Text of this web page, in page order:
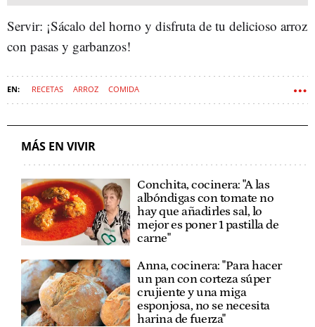
Servir: ¡Sácalo del horno y disfruta de tu delicioso arroz
con pasas y garbanzos!
RECETAS ARROZ COMIDA
MÁS EN VIVIR
Conchita, cocinera: "A las
albóndigas con tomate no
hay que añadirles sal, lo
mejor es poner 1 pastilla de
carne"
Anna, cocinera: "Para hacer
un pan con corteza súper
crujiente y una miga
esponjosa, no se necesita
harina de fuerza"